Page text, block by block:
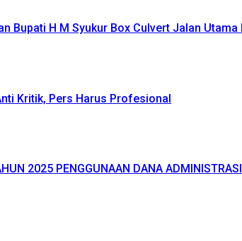
Bupati H M Syukur Box Culvert Jalan Utama
Kritik, Pers Harus Profesional
2025 PENGGUNAAN DANA